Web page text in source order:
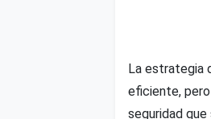
La estrategia
eficiente,
seguridad